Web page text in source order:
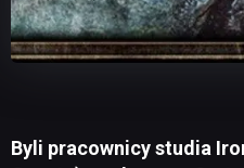
Byli pracownicy studia